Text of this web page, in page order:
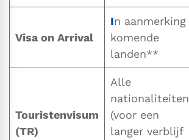
Visa on Arrival
In aanmerking
komende
landen**
Touristenvisum
(TR)
Alle
nationaliteiten
(voor een
langer verblijf